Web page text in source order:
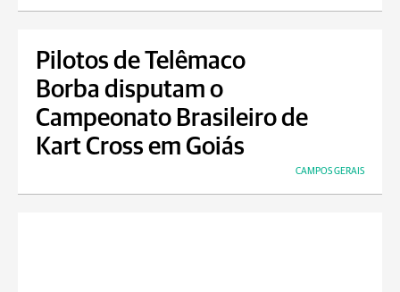
Pilotos de Telêmaco
Borba disputam o
Campeonato Brasileiro de
Kart Cross em Goiás
CAMPOS GERAIS